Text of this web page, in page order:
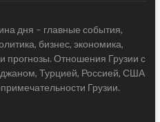
дня – главные события,
бизнес, экономика,
прогнозы. Отношения Грузии с
Турцией, Россией, США
Грузии.